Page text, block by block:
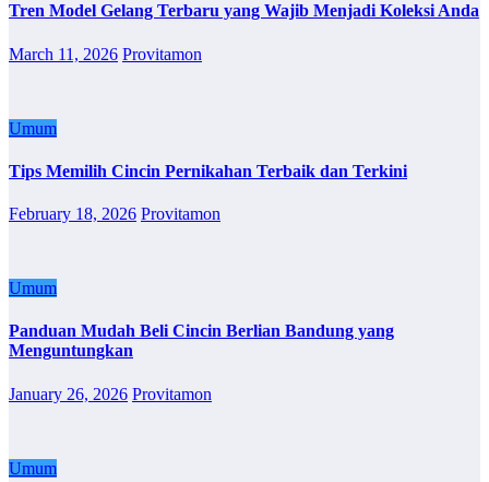
Tren Model Gelang Terbaru yang Wajib Menjadi Koleksi Anda
March 11, 2026 Provitamon
Umum
Tips Memilih Cincin Pernikahan Terbaik dan Terkini
February 18, 2026 Provitamon
Umum
Panduan Mudah Beli Cincin Berlian Bandung yang
Menguntungkan
January 26, 2026 Provitamon
Umum